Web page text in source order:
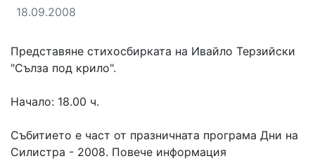
18.09.2008
Представяне стихосбирката на Ивайло Терзийски
"Сълза под крило".
Начало: 18.00 ч.
Събитието е част от празничната програма Дни на
Силистра - 2008. Повече информация